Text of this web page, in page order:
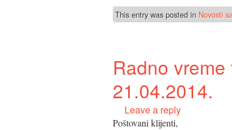
This entry was posted in Novosti
Radno
21.04.2014.
Leave a reply
Poštovani klijenti,